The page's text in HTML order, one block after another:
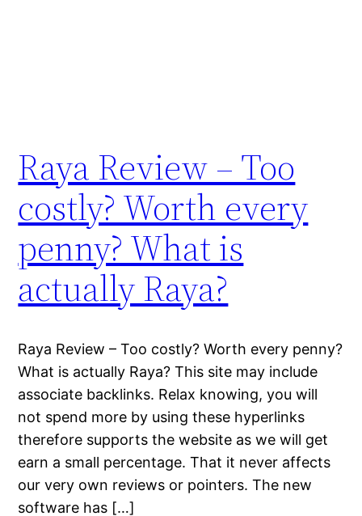
Raya Review – Too
costly? Worth every
penny? What is
actually Raya?
Raya Review – Too costly? Worth every penny?
What is actually Raya? This site may include
associate backlinks. Relax knowing, you will
not spend more by using these hyperlinks
therefore supports the website as we will get
earn a small percentage. That it never affects
our very own reviews or pointers. The new
software has […]